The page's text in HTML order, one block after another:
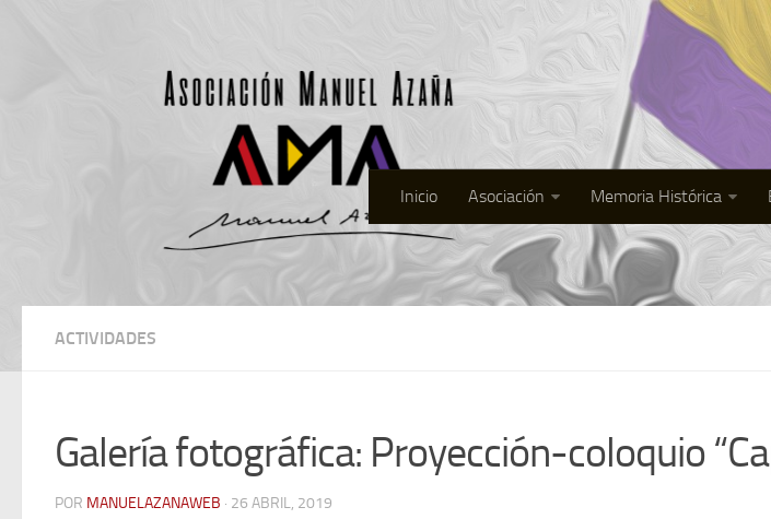
Inicio Asociación Memoria Histórica
ACTIVIDADES
Galería fotográfica: Proyección-coloquio
POR MANUELAZANAWEB · 26 ABRIL, 2019